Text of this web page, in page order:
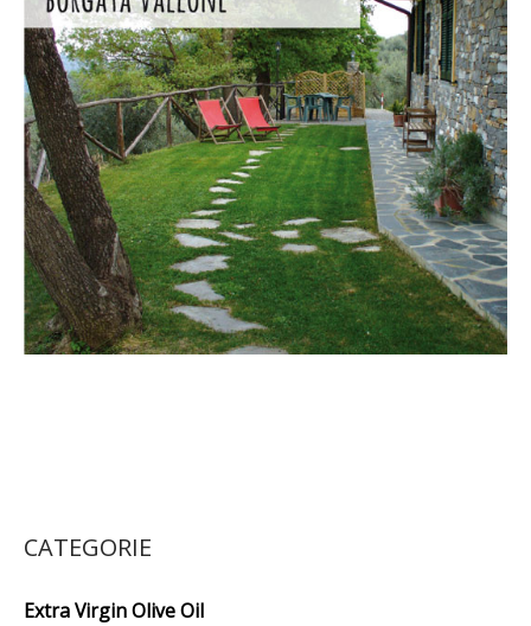
CATEGORIE
Extra Virgin Olive Oil